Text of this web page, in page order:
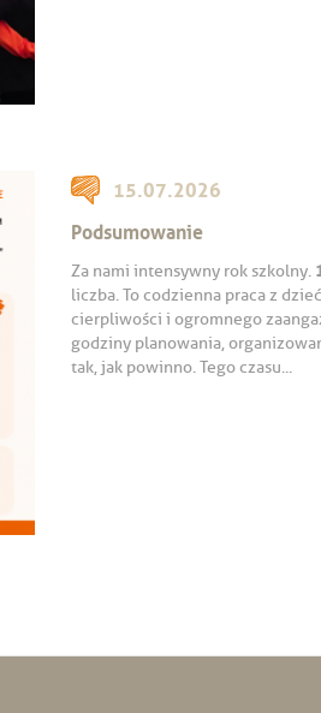
15.07.2026
Podsumowanie
Za nami intensywny rok szkolny.
liczba. To codzienna praca z
cierpliwości i ogromnego
godziny planowania,
tak, jak powinno. Tego czasu...